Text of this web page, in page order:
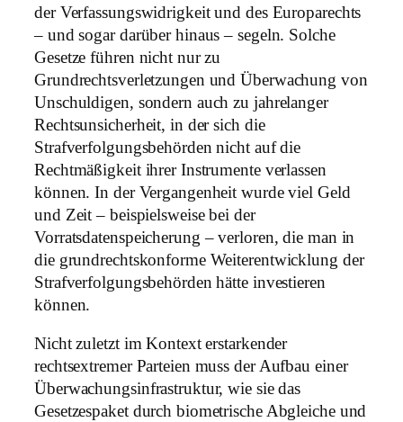
der Verfassungswidrigkeit und des Europarechts
– und sogar darüber hinaus – segeln. Solche
Gesetze führen nicht nur zu
Grundrechtsverletzungen und Überwachung von
Unschuldigen, sondern auch zu jahrelanger
Rechtsunsicherheit, in der sich die
Strafverfolgungsbehörden nicht auf die
Rechtmäßigkeit ihrer Instrumente verlassen
können. In der Vergangenheit wurde viel Geld
und Zeit – beispielsweise bei der
Vorratsdatenspeicherung – verloren, die man in
die grundrechtskonforme Weiterentwicklung der
Strafverfolgungsbehörden hätte investieren
können.
Nicht zuletzt im Kontext erstarkender
rechtsextremer Parteien muss der Aufbau einer
Überwachungsinfrastruktur, wie sie das
Gesetzespaket durch biometrische Abgleiche und